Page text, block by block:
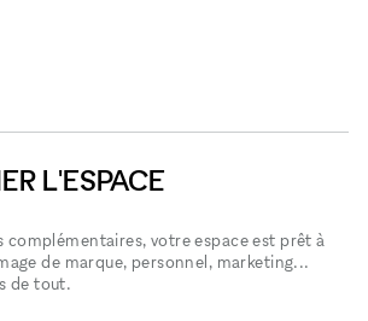
L'ESPACE
complémentaires, votre espace est prêt à
de marque, personnel, marketing...
de tout.